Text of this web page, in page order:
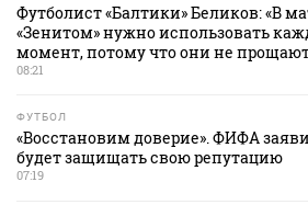
Футболист «Балтики» Беликов: «В
«Зенитом» нужно использовать
момент, потому что они не
08:21
ФУТБОЛ
«Восстановим доверие». ФИФА
будет защищать свою репутацию
07:19